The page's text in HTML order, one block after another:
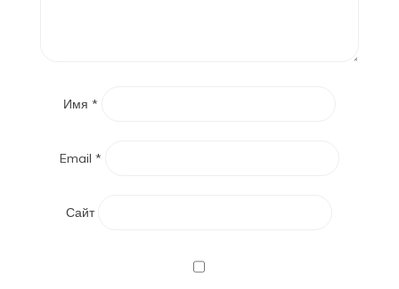
Имя *
Email *
Сайт